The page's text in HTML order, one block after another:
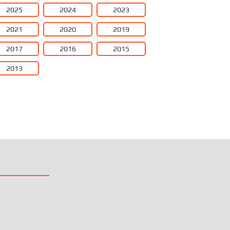
2025 2024 2023
2021 2020 2019
2017 2016 2015
2013